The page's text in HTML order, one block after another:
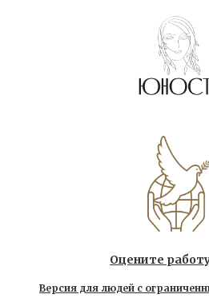
Оцените
Версия для людей с